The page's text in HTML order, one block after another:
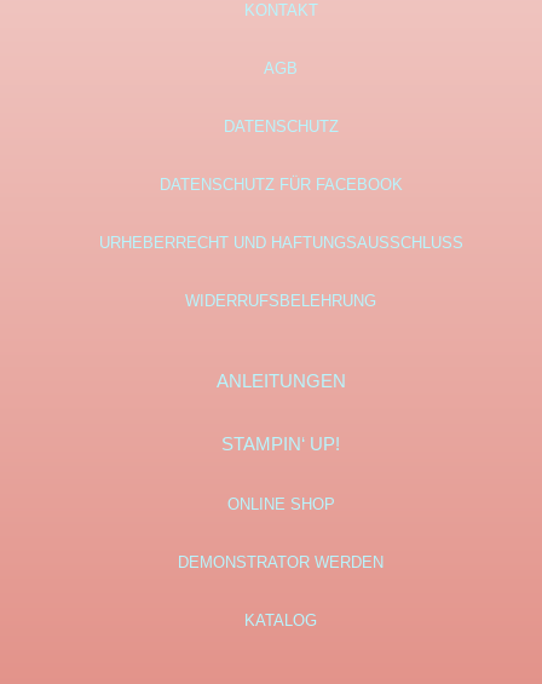
KONTAKT
AGB
DATENSCHUTZ
DATENSCHUTZ FÜR FACEBOOK
URHEBERRECHT UND HAFTUNGSAUSSCHLUSS
WIDERRUFSBELEHRUNG
ANLEITUNGEN
STAMPIN‘ UP!
ONLINE SHOP
DEMONSTRATOR WERDEN
KATALOG